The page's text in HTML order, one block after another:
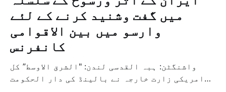
میں گفت وشنید کرنے کے لئے
وارسو میں بین الاقوامی
کانفرنس
واشنگٹن: ہبہ القدسی لندن: "الشرق الاوسط” کل
امریکی زارت خارجہ نے بالینڈ کی دار الحکومت